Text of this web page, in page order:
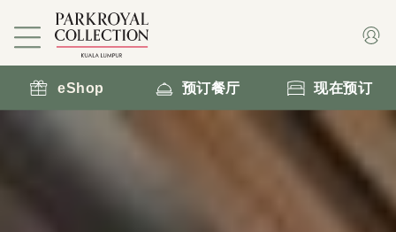
eShop 预订餐厅 现在预订